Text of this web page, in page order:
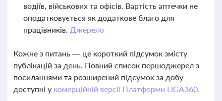
водіїв, військових та офісів. Вартість аптечки не
оподатковується як додаткове благо для
працівників. Джерело
Кожне з питань — це короткий підсумок змісту
публікацій за день. Повний список першоджерел з
посиланнями та розширений підсумок за добу
доступні у комерційній версії Платформи LIGA360.